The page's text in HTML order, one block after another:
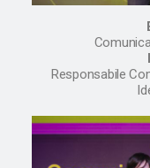
Responsabile